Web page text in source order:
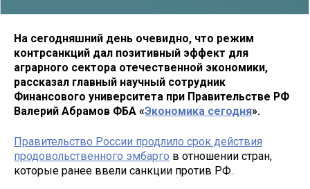
На сегодняшний день очевидно, что режим
контрсанкций дал позитивный эффект для
аграрного сектора отечественной экономики,
рассказал главный научный сотрудник
Финансового университета при Правительстве РФ
Валерий Абрамов ФБА «Экономика сегодня».
Правительство России продлило срок действия
продовольственного эмбарго в отношении стран,
которые ранее ввели санкции против РФ.